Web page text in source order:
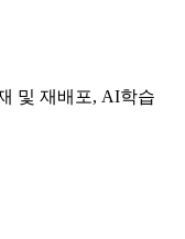
및 재배포, AI학습